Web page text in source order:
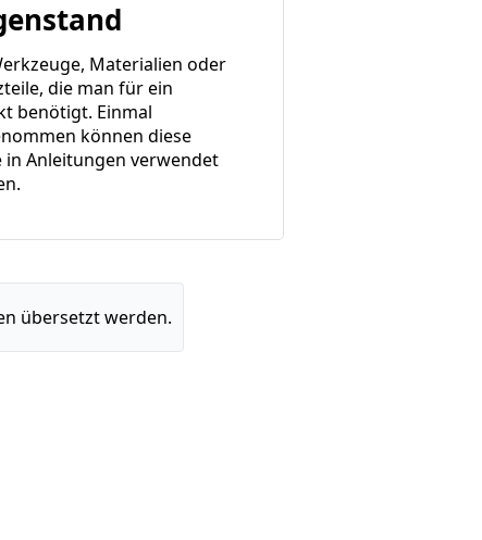
Materialien oder
die man für ein
benötigt. Einmal
können diese
in Anleitungen verwendet
übersetzt werden.